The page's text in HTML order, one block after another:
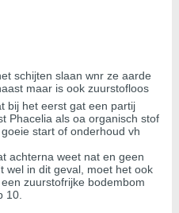
schijten slaan wnr ze aarde
maar is ook zuurstofloos
bij het eerst gat een partij
Phacelia als oa organisch stof
start of onderhoud vh
achterna weet nat en geen
wel in dit geval, moet het ook
zuurstofrijke bodembom
10.